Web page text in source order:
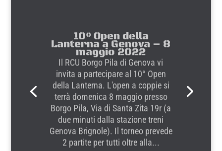
10° Open della
Lanterna a Genova – 8
maggio 2022
Il RCU Borgo Pila di Genova vi
invita a partecipare al 10° Open
della Lanterna. L'open a coppie si
terrà domenica 8 maggio presso
Borgo Pila, Via di Santa Zita 19r (a
due minuti dalla stazione treni
Genova Brignole). Il torneo prevede
2 partite per tutti oltre alla...